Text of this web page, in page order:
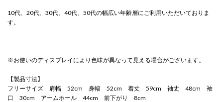
10代、20代、30代、40代、50代の幅広い年齢層にご利用いただいておりま
す。
※お使いのディスプレイにより色味が異なって見える場合がございます。
【製品寸法】
フリーサイズ 肩幅 52cm 身幅 52cm 着丈 59cm 袖丈 48cm 袖
口 30cm アームホール 44cm 前下がり 8cm